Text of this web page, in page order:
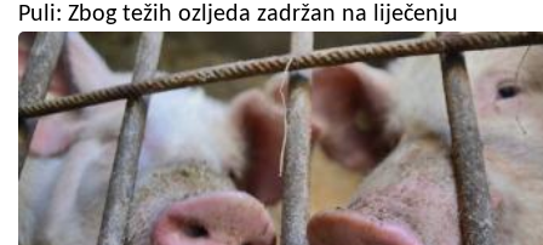
Puli: Zbog težih ozljeda zadržan na liječenju